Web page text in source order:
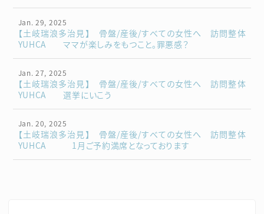
Jan. 29, 2025
【土岐瑞浪多治見】 骨盤/産後/すべての女性へ 訪問整体
YUHCA ママが楽しみをもつこと。罪悪感？
Jan. 27, 2025
【土岐瑞浪多治見】 骨盤/産後/すべての女性へ 訪問整体
YUHCA 選挙にいこう
Jan. 20, 2025
【土岐瑞浪多治見】 骨盤/産後/すべての女性へ 訪問整体
YUHCA 1月ご予約満席となっております